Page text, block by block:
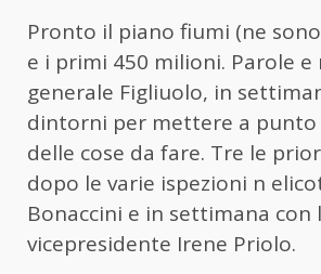
Pronto il piano fiumi (ne
e i primi 450 milioni. Parole e
generale Figliuolo, in
dintorni per mettere a
delle cose da fare. Tre le
dopo le varie ispezioni n
Bonaccini e in settimana con l
vicepresidente Irene Priolo.